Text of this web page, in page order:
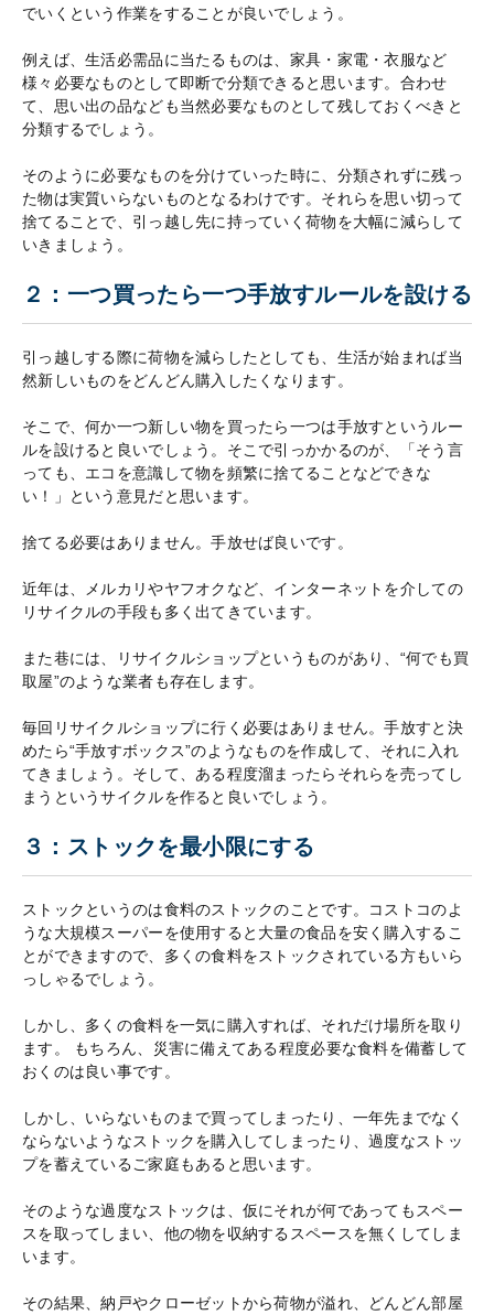
でいくという作業をすることが良いでしょう。
例えば、生活必需品に当たるものは、家具・家電・衣服など
様々必要なものとして即断で分類できると思います。合わせ
て、思い出の品なども当然必要なものとして残しておくべきと
分類するでしょう。
そのように必要なものを分けていった時に、分類されずに残っ
た物は実質いらないものとなるわけです。それらを思い切って
捨てることで、引っ越し先に持っていく荷物を大幅に減らして
いきましょう。
２：一つ買ったら一つ手放すルールを設ける
引っ越しする際に荷物を減らしたとしても、生活が始まれば当
然新しいものをどんどん購入したくなります。
そこで、何か一つ新しい物を買ったら一つは手放すというルー
ルを設けると良いでしょう。そこで引っかかるのが、「そう言
っても、エコを意識して物を頻繁に捨てることなどできな
い！」という意見だと思います。
捨てる必要はありません。手放せば良いです。
近年は、メルカリやヤフオクなど、インターネットを介しての
リサイクルの手段も多く出てきています。
また巷には、リサイクルショップというものがあり、“何でも買
取屋”のような業者も存在します。
毎回リサイクルショップに行く必要はありません。手放すと決
めたら“手放すボックス”のようなものを作成して、それに入れ
てきましょう。そして、ある程度溜まったらそれらを売ってし
まうというサイクルを作ると良いでしょう。
３：ストックを最小限にする
ストックというのは食料のストックのことです。コストコのよ
うな大規模スーパーを使用すると大量の食品を安く購入するこ
とができますので、多くの食料をストックされている方もいら
っしゃるでしょう。
しかし、多くの食料を一気に購入すれば、それだけ場所を取り
ます。 もちろん、災害に備えてある程度必要な食料を備蓄して
おくのは良い事です。
しかし、いらないものまで買ってしまったり、一年先までなく
ならないようなストックを購入してしまったり、過度なストッ
プを蓄えているご家庭もあると思います。
そのような過度なストックは、仮にそれが何であってもスペー
スを取ってしまい、他の物を収納するスペースを無くしてしま
います。
その結果、納戸やクローゼットから荷物が溢れ、どんどん部屋